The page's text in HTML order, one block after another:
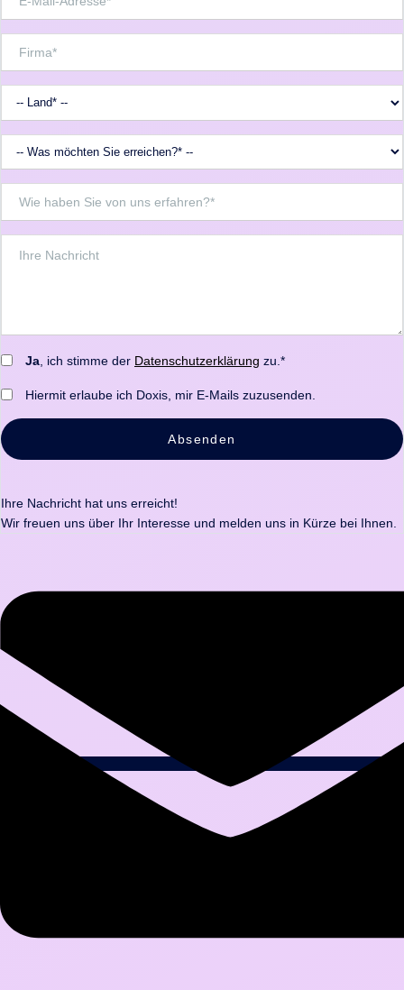
Ja , ich stimme der Datenschutzerklärung zu.*
Hiermit erlaube ich Doxis, mir E-Mails zuzusenden.
Absenden
Ihre Nachricht hat uns erreicht!
Wir freuen uns über Ihr Interesse und melden uns in Kürze bei Ihnen.